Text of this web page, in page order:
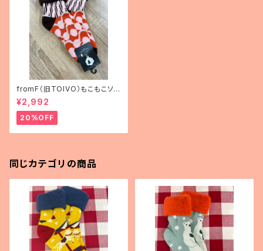
fromF（旧TOIVO）もこもこソッ
クス「kahvi（コーヒー）」
¥2,992
20%OFF
同じカテゴリの商品